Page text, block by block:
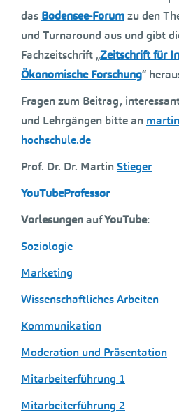
das Bodensee-Forumzu den
und Turnaround aus und gibt
Fachzeitschrift „Zeitschrift für
Ökonomische Forschung“
Fragen zum Beitrag,
und Lehrgängen bitte an
hochschule.de
Prof. Dr. Dr. Martin Stieger
YouTubeProfessor
VorlesungenaufYouTube:
Soziologie
Marketing
Wissenschaftliches Arbeiten
Kommunikation
Moderation und Präsentation
Mitarbeiterführung 1
Mitarbeiterführung 2